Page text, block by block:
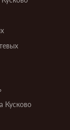
Кусково